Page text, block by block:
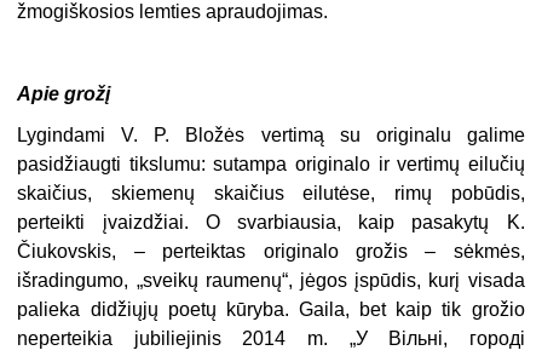
žmogiškosios lemties apraudojimas.
Apie grožį
Lygindami V. P. Bložės vertimą su originalu galime
pasidžiaugti tikslumu: sutampa originalo ir vertimų eilučių
skaičius, skiemenų skaičius eilutėse, rimų pobūdis,
perteikti įvaizdžiai. O svarbiausia, kaip pasakytų K.
Čiukovskis, – perteiktas originalo grožis – sėkmės,
išradingumo, „sveikų raumenų“, jėgos įspūdis, kurį visada
palieka didžiųjų poetų kūryba. Gaila, bet kaip tik grožio
neperteikia jubiliejinis 2014 m. „У Вільні, городі